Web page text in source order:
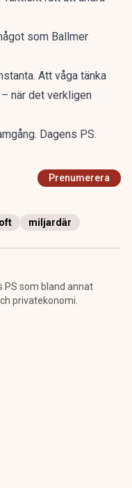
som Ballmer
Att våga tänka
när det verkligen
Dagens PS.
Prenumerera
miljardär
PS som bland annat
privatekonomi.